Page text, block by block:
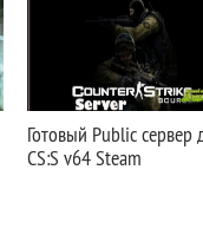
Готовый Public сервер
CS:S v64 Steam